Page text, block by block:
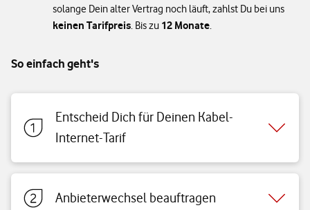
solange Dein alter Vertrag noch läuft, zahlst Du bei uns
keinen Tarifpreis. Bis zu 12 Monate.
So einfach geht's
Entscheid Dich für Deinen Kabel-
Internet-Tarif
Anbieterwechsel beauftragen